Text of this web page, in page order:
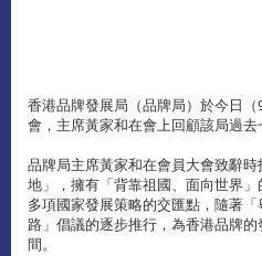
香港品牌發展局（品牌局）於今日
會，主席黃家和在會上回顧該局過去
品牌局主席黃家和在會員大會致辭
地」，擁有「背靠祖國、面向世界
多項國家發展策略的交匯點，隨著
路」倡議的逐步推行，為香港品牌
間。